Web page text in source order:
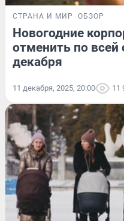
СТРАНА И МИР ОБЗОР
Новогодние
отменить по всей
декабря
11 декабря, 2025, 20:00 11